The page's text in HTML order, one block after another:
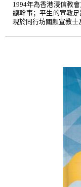
1994年為香港浸信教會
總幹事；平生的宣教
現於同行坊關顧宣教士